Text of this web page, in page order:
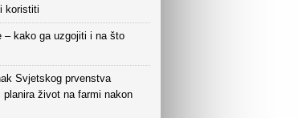
koristiti
– kako ga uzgojiti i na što
Svjetskog prvenstva
planira život na farmi nakon